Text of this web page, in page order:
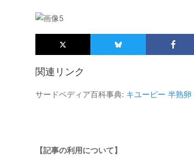
関連リンク
サードペディア百科事典: キユーピー 半熟卵
【記事の利用について】